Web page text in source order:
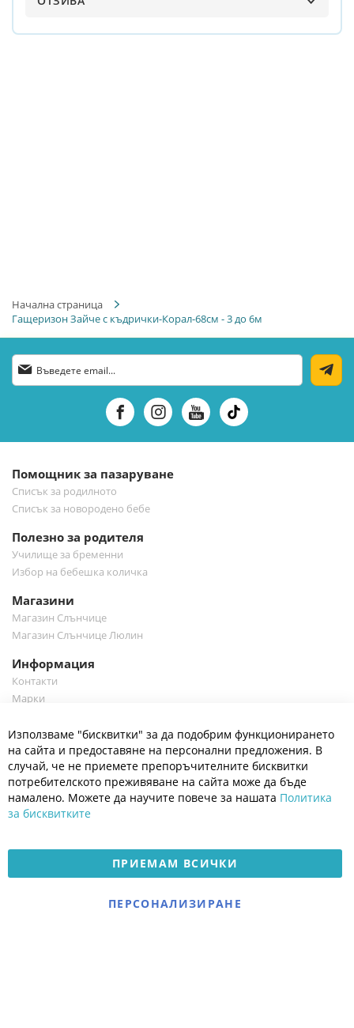
Начална страница
Гащеризон Зайче с къдрички-Корал-68см - 3 до 6м
Абонирай
се
бюлетин:
Помощник за пазаруване
Списък за родилното
Списък за новородено бебе
Полезно за родителя
Училище за бременни
Избор на бебешка количка
Магазини
Магазин Слънчице
Магазин Слънчице Люлин
Информация
Контакти
Марки
Полезно
Общи условия
Политика за поверителност
Платформа за OPC
Доставка и плащане
Електронен магазин
разработен и поддържан
Използваме "бисквитки" за да подобрим функционирането
на сайта и предоставяне на персонални предложения. В
случай, че не приемете препоръчителните бисквитки
потребителското преживяване на сайта може да бъде
намалено. Можете да научите повече за нашата Политика
за бисквитките
ПРИЕМАМ ВСИЧКИ
ПЕРСОНАЛИЗИРАНЕ